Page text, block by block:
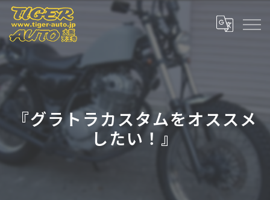
『グラトラカスタムをオススメ
したい！』